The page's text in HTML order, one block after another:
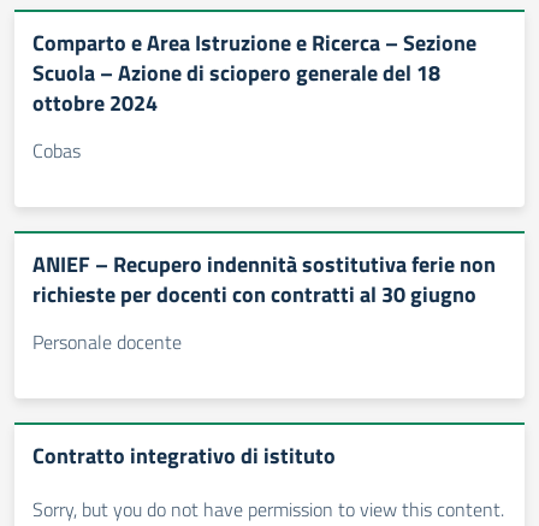
Comparto e Area Istruzione e Ricerca – Sezione
Scuola – Azione di sciopero generale del 18
ottobre 2024
Cobas
ANIEF – Recupero indennità sostitutiva ferie non
richieste per docenti con contratti al 30 giugno
Personale docente
Contratto integrativo di istituto
Sorry, but you do not have permission to view this content.